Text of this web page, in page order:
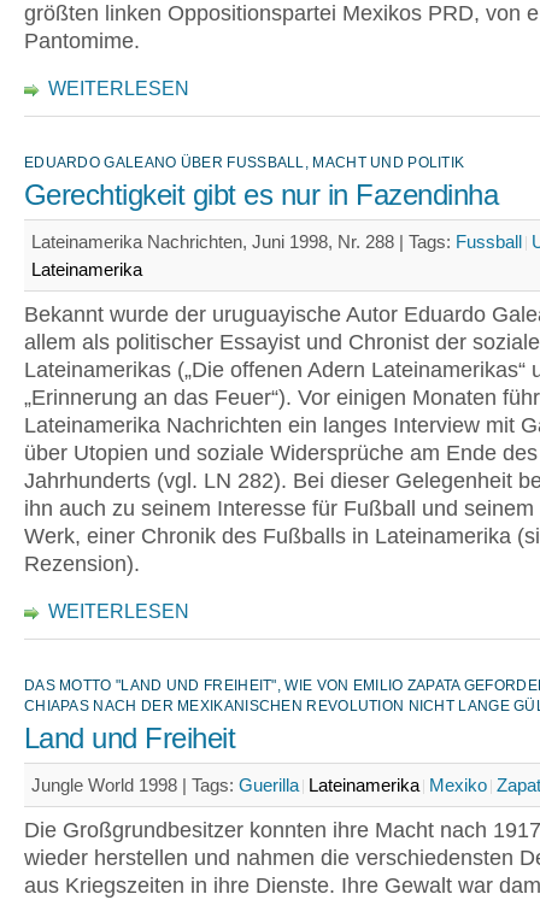
größten linken Oppositionspartei Mexikos PRD, von
Pantomime.
WEITERLESEN
EDUARDO GALEANO ÜBER FUSSBALL, MACHT UND POLITIK
Gerechtigkeit gibt es nur in Fazendinha
Lateinamerika Nachrichten, Juni 1998, Nr. 288 | Tags: Fussball
Lateinamerika
Bekannt wurde der uruguayische Autor Eduardo
allem als politischer Essayist und Chronist der
Lateinamerikas („Die offenen Adern Lateinamerikas“
„Erinnerung an das Feuer“). Vor einigen Monaten
Lateinamerika Nachrichten ein langes Interview mit
über Utopien und soziale Widersprüche am Ende des
Jahrhunderts (vgl. LN 282). Bei dieser Gelegenheit
ihn auch zu seinem Interesse für Fußball und seinem
Werk, einer Chronik des Fußballs in Lateinamerika
Rezension).
WEITERLESEN
DAS MOTTO "LAND UND FREIHEIT", WIE VON EMILIO ZAPATA
CHIAPAS NACH DER MEXIKANISCHEN REVOLUTION NICHT LANGE
Land und Freiheit
Jungle World 1998 | Tags: Guerilla Lateinamerika Mexiko
Die Großgrundbesitzer konnten ihre Macht nach
wieder herstellen und nahmen die verschiedensten
aus Kriegszeiten in ihre Dienste. Ihre Gewalt war